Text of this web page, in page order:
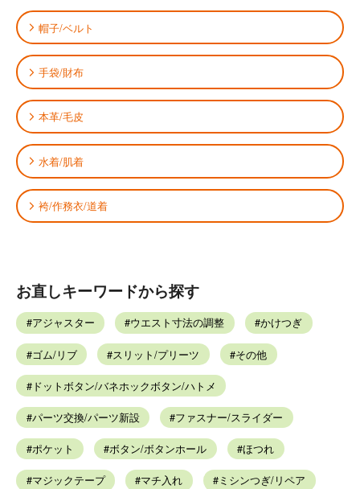
帽子/ベルト
手袋/財布
本革/毛皮
水着/肌着
袴/作務衣/道着
お直しキーワードから探す
アジャスター ウエスト寸法の調整 かけつぎ
ゴム/リブ スリット/プリーツ その他
ドットボタン/バネホックボタン/ハトメ
パーツ交換/パーツ新設 ファスナー/スライダー
ポケット ボタン/ボタンホール ほつれ
マジックテープ マチ入れ ミシンつぎ/リペア